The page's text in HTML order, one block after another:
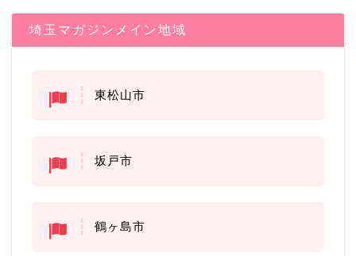
埼玉マガジンメイン地域
東松山市
坂戸市
鶴ヶ島市